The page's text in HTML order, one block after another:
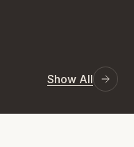
Show All